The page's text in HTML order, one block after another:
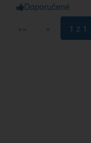
Doporučené
««
« 1 z 1